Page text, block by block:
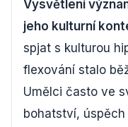
Vysvětlení
jeho kulturní
spjat s kulturou
flexování stalo
Umělci často ve
bohatství,